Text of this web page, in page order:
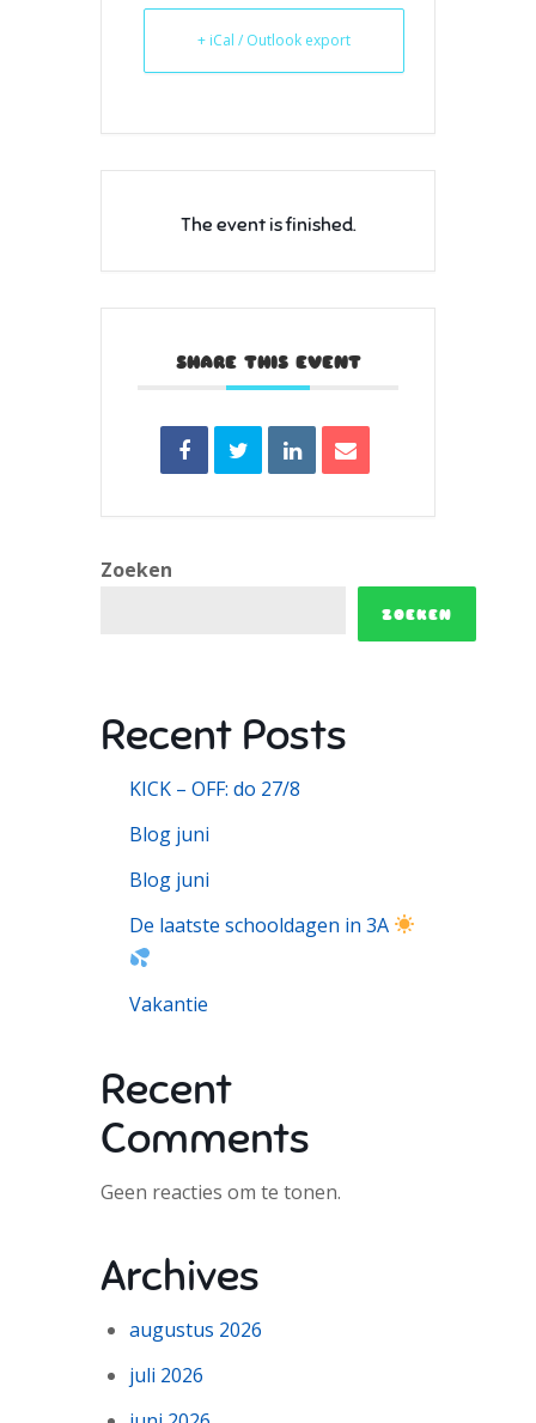
+ iCal / Outlook export
The event is finished.
SHARE THIS EVENT
Zoeken
ZOEKEN
Recent Posts
KICK – OFF: do 27/8
Blog juni
Blog juni
De laatste schooldagen in 3A
Vakantie
Recent
Comments
Geen reacties om te tonen.
Archives
augustus 2026
juli 2026